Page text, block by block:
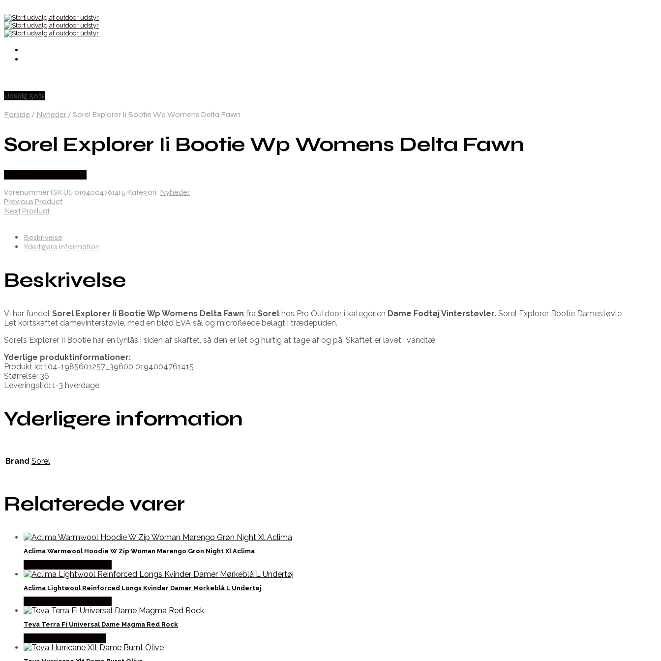
Udsalg 50%
Forside / Nyheder / Sorel Explorer Ii Bootie Wp Womens Delta Fawn
Sorel Explorer Ii Bootie Wp Womens Delta Fawn
Varenummer (SKU): 0194004761415 Kategori: Nyheder
Previous Product
Next Product
Beskrivelse
Yderligere information
Beskrivelse
Vi har fundet Sorel Explorer Ii Bootie Wp Womens Delta Fawn fra Sorel hos Pro Outdoor i kategorien Dame Fodtøj Vinterstøvler. Sorel Explorer Bootie Damestøvle
Let kortskaftet damevinterstøvle, med en blød EVA sål og microfleece belagt i trædepuden.
Sorel’s Explorer II Bootie har en lynlås i siden af skaftet, så den er let og hurtig at tage af og på. Skaftet er lavet i vandtæ
Yderlige produktinformationer:
Produkt id: 104-1985601257_39600 0194004761415
Størrelse: 36
Leveringstid: 1-3 hverdage
Yderligere information
Brand Sorel
Relaterede varer
Aclima Warmwool Hoodie W Zip Woman Marengo Grøn Night Xl Aclima
Aclima Lightwool Reinforced Longs Kvinder Damer Mørkeblå L Undertøj
Teva Terra Fi Universal Dame Magma Red Rock